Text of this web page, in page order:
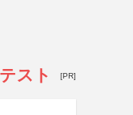
スト [PR]